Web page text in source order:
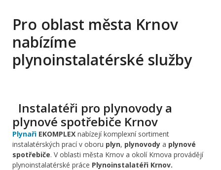
Pro oblast města Krnov
nabízíme
plynoinstalatérské služby
Instalatéři pro plynovody a
plynové spotřebiče Krnov
Plynaři EKOMPLEX nabízejí komplexní sortiment
instalatérských prací v oboru plyn, plynovody a plynové
spotřebiče. V oblasti města Krnov a okolí Krnova provádějí
plynoinstalatérské práce Plynoinstalatéři Krnov.